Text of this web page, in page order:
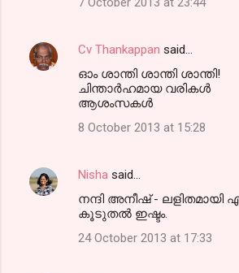
Cv Thankappan said…
ഓം ശാന്തി ശാന്തി ശാന്തി!
ചിന്താര്‍ഹമായ വരികള്‍
ആശംസകള്‍
8 October 2013 at 15:28
Nisha said…
നന്ദി അനീഷ്‌ -
കൂടുതല്‍ ഇഷ്ടം.
24 October 2013 at 17:33